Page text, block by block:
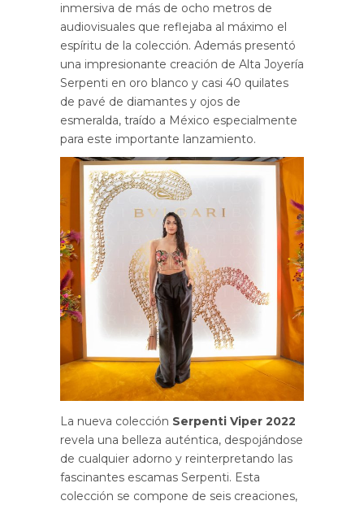
inmersiva de más de ocho metros de
audiovisuales que reflejaba al máximo el
espíritu de la colección. Además presentó
una impresionante creación de Alta Joyería
Serpenti en oro blanco y casi 40 quilates
de pavé de diamantes y ojos de
esmeralda, traído a México especialmente
para este importante lanzamiento.
La nueva colección Serpenti Viper 2022
revela una belleza auténtica, despojándose
de cualquier adorno y reinterpretando las
fascinantes escamas Serpenti. Esta
colección se compone de seis creaciones,